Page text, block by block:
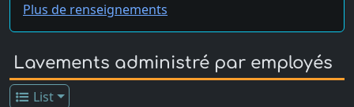
Plus de renseignements
Lavements administré par employés
List